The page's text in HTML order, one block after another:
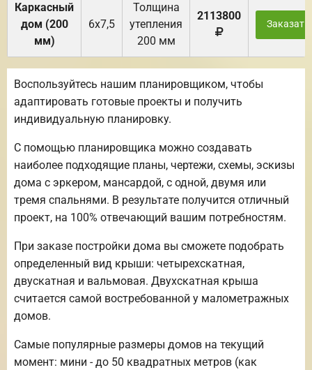
Каркасный
дом (200
мм)
6х7,5
Толщина
утепления
200 мм
2113800
Заказать
Воспользуйтесь нашим планировщиком, чтобы
адаптировать готовые проекты и получить
индивидуальную планировку.
С помощью планировщика можно создавать
наиболее подходящие планы, чертежи, схемы, эскизы
дома с эркером, мансардой, с одной, двумя или
тремя спальнями. В результате получится отличный
проект, на 100% отвечающий вашим потребностям.
При заказе постройки дома вы сможете подобрать
определенный вид крыши: четырехскатная,
двускатная и вальмовая. Двухскатная крыша
считается самой востребованной у малометражных
домов.
Самые популярные размеры домов на текущий
момент: мини - до 50 квадратных метров (как